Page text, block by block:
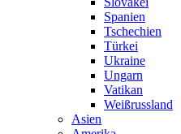
Spanien
Tschechien
Türkei
Ukraine
Ungarn
Vatikan
Weißrussland
Asien